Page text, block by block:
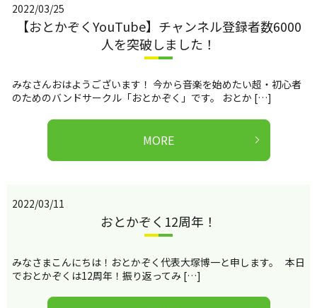
2022/03/25
【おとかぞくYouTube】チャンネル登録者数6000
人を突破しました！
みなさんおはようございます！ 今から音楽を始めたい超・初心者
のためのバンドサークル「おとかぞく」です。 おとか […]
MORE
2022/03/11
おとかぞく12周年！
みなさまこんにちは！おとかぞく代表大塚博一と申します。 本日
でおとかぞくは12周年！振り返ってみ […]